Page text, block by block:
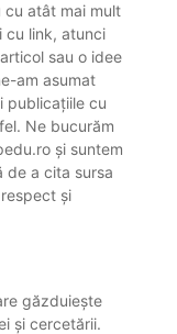
cu atât mai mult
cu link, atunci
sau o idee
am asumat
publicațiile cu
Ne bucurăm
și suntem
de a cita sursa
și
găzduiește
și cercetării.